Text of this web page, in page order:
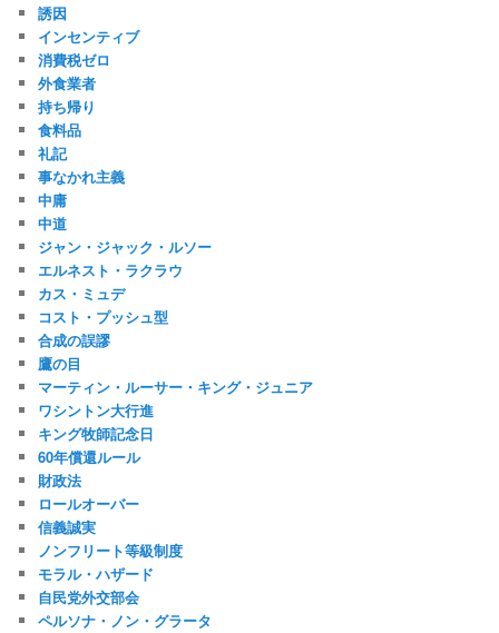
誘因
インセンティブ
消費税ゼロ
外食業者
持ち帰り
食料品
礼記
事なかれ主義
中庸
中道
ジャン・ジャック・ルソー
エルネスト・ラクラウ
カス・ミュデ
コスト・プッシュ型
合成の誤謬
鷹の目
マーティン・ルーサー・キング・ジュニア
ワシントン大行進
キング牧師記念日
60年償還ルール
財政法
ロールオーバー
信義誠実
ノンフリート等級制度
モラル・ハザード
自民党外交部会
ペルソナ・ノン・グラータ